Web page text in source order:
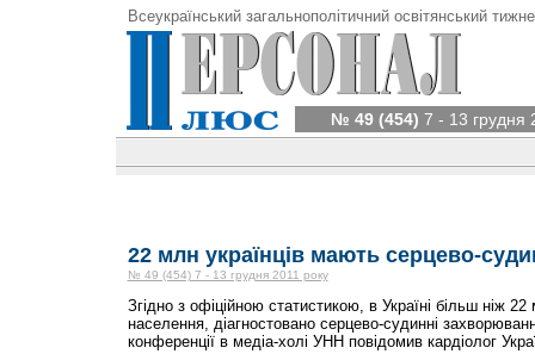
Всеукраїнський загальнополітичний освітянський
№ 49 (454) 7 - 13 грудня
22 млн українців мають серцево-
№ 49 (454) 7 - 13 грудня 2011 року
Згідно з офіційною статистикою, в Україні більш ніж
населення, діагностовано серцево-судинні
конференції в медіа-холі УНН повідомив кардіолог